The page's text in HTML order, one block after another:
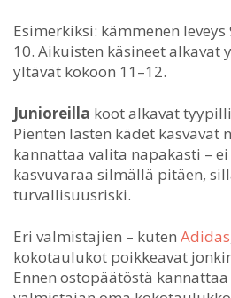
Esimerkiksi: kämmenen leveys
10. Aikuisten käsineet alkavat
yltävät kokoon 11–12.
Junioreilla koot alkavat
Pienten lasten kädet kasvavat
kannattaa valita napakasti –
kasvuvaraa silmällä pitäen,
turvallisuusriski.
Eri valmistajien – kuten Adidas
kokotaulukot poikkeavat
Ennen ostopäätöstä